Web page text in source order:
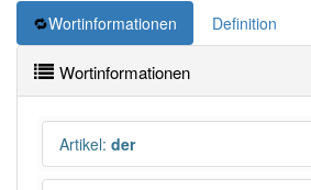
Wortinformationen Definition
Wortinformationen
Artikel: der